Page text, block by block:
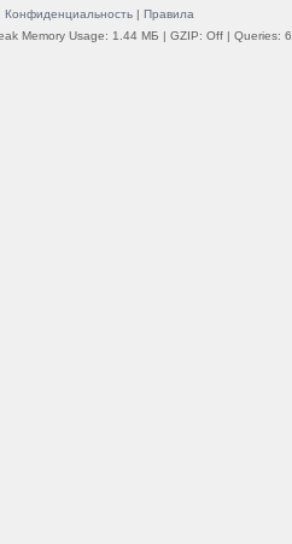
Конфиденциальность| Правила
Memory Usage: 1.44 МБ | GZIP: Off | Queries: 6